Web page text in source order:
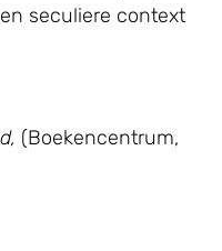
seculiere context
(Boekencentrum,